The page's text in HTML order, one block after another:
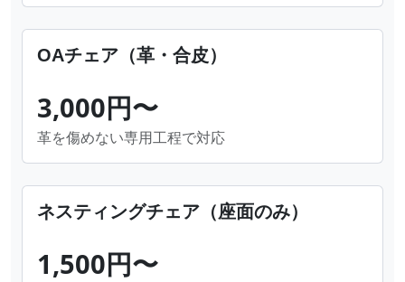
OAチェア（革・合皮）
3,000円〜
革を傷めない専用工程で対応
ネスティングチェア（座面のみ）
1,500円〜